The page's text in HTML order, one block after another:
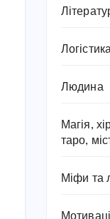
Людина
Магія,
таро,
Міфи та